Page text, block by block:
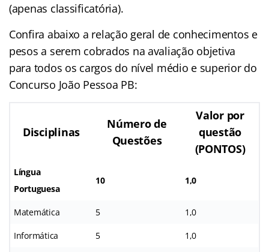
(apenas classificatória).
Confira abaixo a relação geral de conhecimentos e
pesos a serem cobrados na avaliação objetiva
para todos os cargos do nível médio e superior do
Concurso João Pessoa PB:
Disciplinas
Número de
Questões
Valor por
questão
(PONTOS)
Língua
Portuguesa
10 1,0
Matemática 5 1,0
Informática 5 1,0